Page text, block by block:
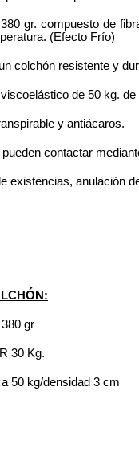
gr. compuesto de
(Efecto Frío)
colchón resistente y
de 50 kg.
y antiácaros.
contactar
existencias, anulación
gr
30 Kg.
50 kg/densidad 3 cm